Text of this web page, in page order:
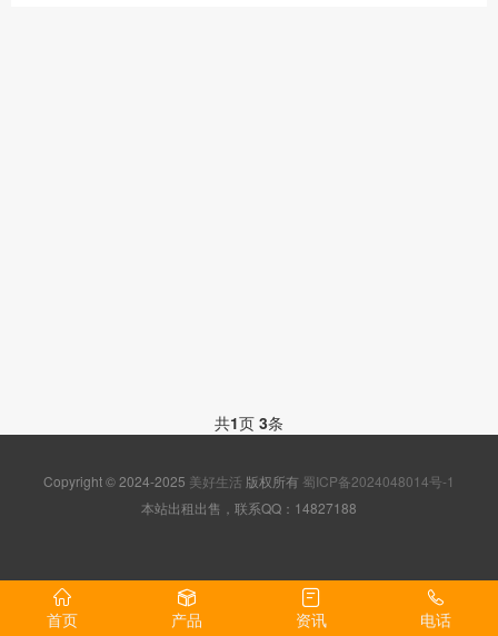
共1页 3条
Copyright © 2024-2025 美好生活 版权所有 蜀ICP备2024048014号-1
本站出租出售，联系QQ：14827188
首页 产品 资讯 电话